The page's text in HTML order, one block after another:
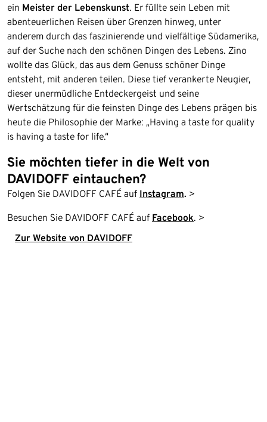
ein Meister der Lebenskunst. Er füllte sein Leben mit
abenteuerlichen Reisen über Grenzen hinweg, unter
anderem durch das faszinierende und vielfältige Südamerika,
auf der Suche nach den schönen Dingen des Lebens. Zino
wollte das Glück, das aus dem Genuss schöner Dinge
entsteht, mit anderen teilen. Diese tief verankerte Neugier,
dieser unermüdliche Entdeckergeist und seine
Wertschätzung für die feinsten Dinge des Lebens prägen bis
heute die Philosophie der Marke: „Having a taste for quality
is having a taste for life.“
Sie möchten tiefer in die Welt von
DAVIDOFF eintauchen?
Folgen Sie DAVIDOFF CAFÉ auf Instagram. >
Besuchen Sie DAVIDOFF CAFÉ auf Facebook. >
Zur Website von DAVIDOFF